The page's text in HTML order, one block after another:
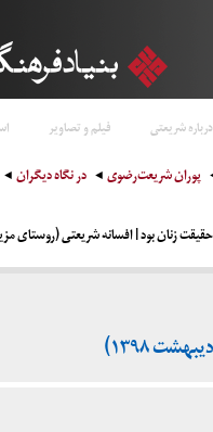
درباره شریعتی فیلم و تصاویر
پوران شریعت‌رضوی در نگاه دیگران
زنان بود | افسانه شریعتی (روستای مزینان ـ ۲۶